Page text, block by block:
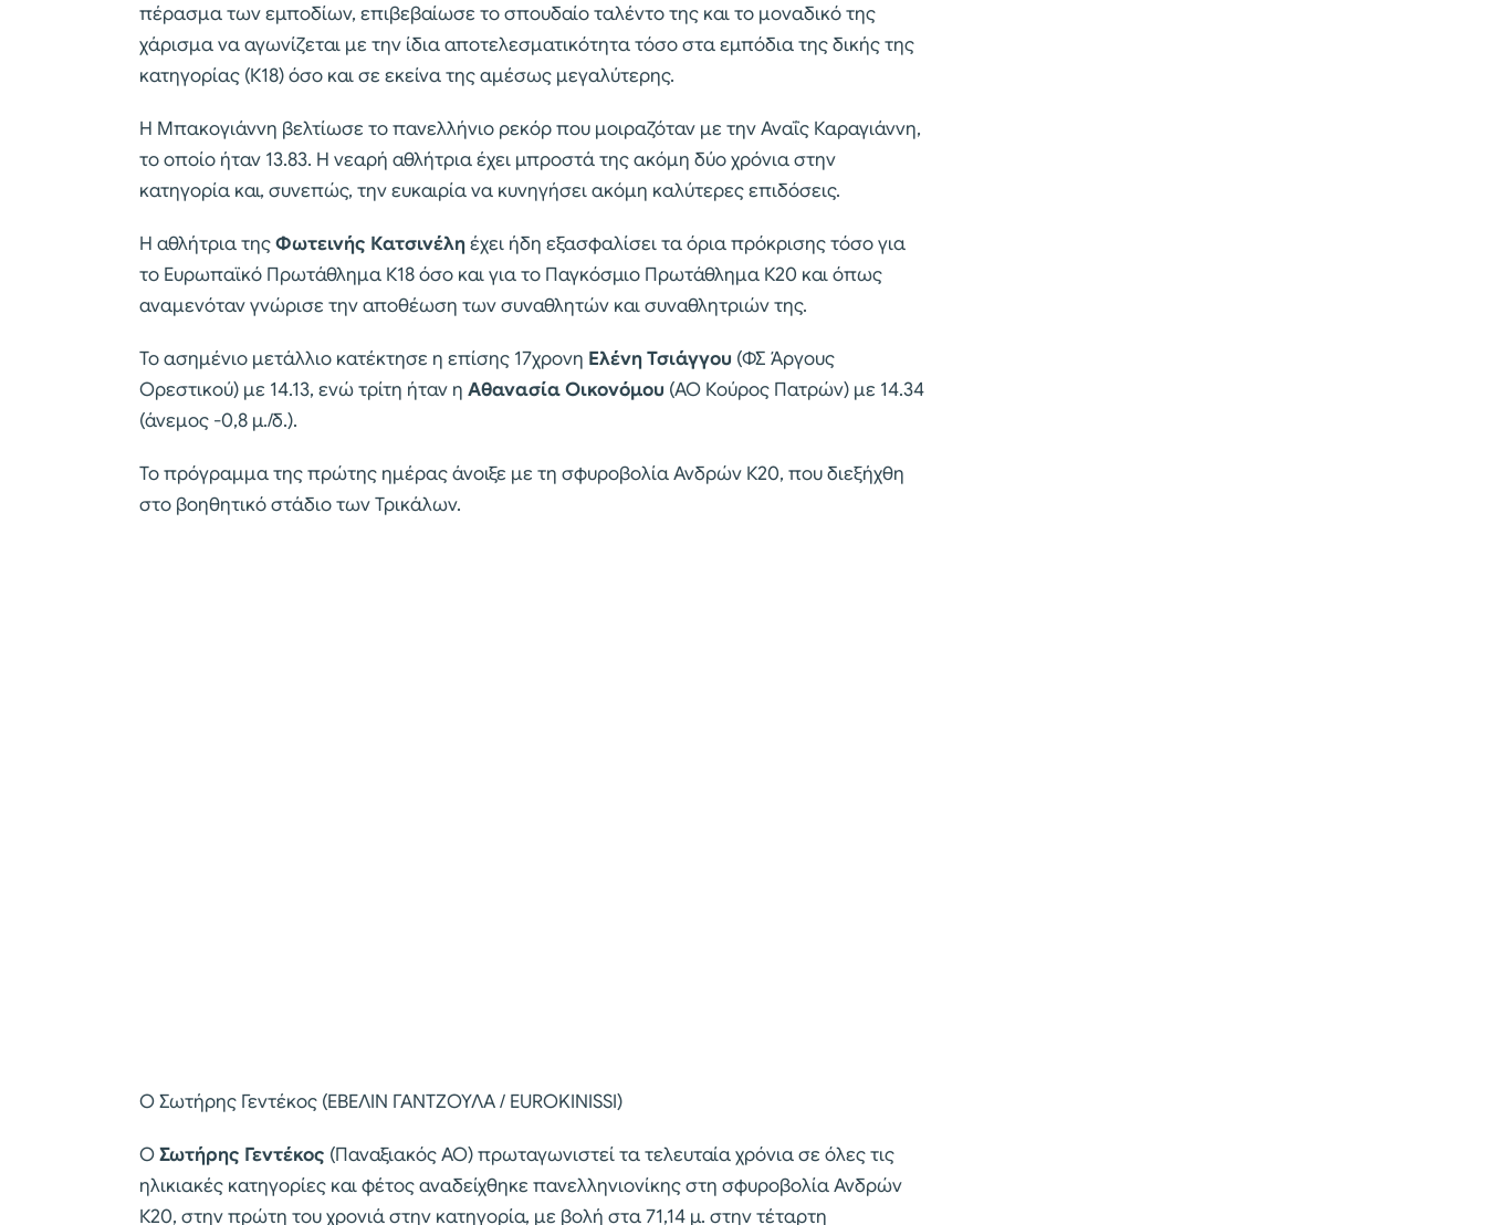
πέρασμα των εμποδίων, επιβεβαίωσε το σπουδαίο ταλέντο της και το μοναδικό της
χάρισμα να αγωνίζεται με την ίδια αποτελεσματικότητα τόσο στα εμπόδια της δικής της
κατηγορίας (Κ18) όσο και σε εκείνα της αμέσως μεγαλύτερης.
Η Μπακογιάννη βελτίωσε το πανελλήνιο ρεκόρ που μοιραζόταν με την Αναΐς Καραγιάννη,
το οποίο ήταν 13.83. Η νεαρή αθλήτρια έχει μπροστά της ακόμη δύο χρόνια στην
κατηγορία και, συνεπώς, την ευκαιρία να κυνηγήσει ακόμη καλύτερες επιδόσεις.
Η αθλήτρια τηςΦωτεινής Κατσινέληέχει ήδη εξασφαλίσει τα όρια πρόκρισης τόσο για
το Ευρωπαϊκό Πρωτάθλημα Κ18 όσο και για το Παγκόσμιο Πρωτάθλημα Κ20 και όπως
αναμενόταν γνώρισε την αποθέωση των συναθλητών και συναθλητριών της.
Το ασημένιο μετάλλιο κατέκτησε η επίσης 17χρονη Ελένη Τσιάγγου (ΦΣ Άργους
Ορεστικού) με 14.13, ενώ τρίτη ήταν η Αθανασία Οικονόμου (ΑΟ Κούρος Πατρών) με 14.34
(άνεμος -0,8 μ./δ.).
Το πρόγραμμα της πρώτης ημέρας άνοιξε με τη σφυροβολία Ανδρών Κ20, που διεξήχθη
στο βοηθητικό στάδιο των Τρικάλων.
Ο Σωτήρης Γεντέκος (ΕΒΕΛΙΝ ΓΑΝΤΖΟΥΛΑ / EUROKINISSI)
ΟΣωτήρης Γεντέκος (Παναξιακός ΑΟ) πρωταγωνιστεί τα τελευταία χρόνια σε όλες τις
ηλικιακές κατηγορίες και φέτος αναδείχθηκε πανελληνιονίκης στη σφυροβολία Ανδρών
Κ20, στην πρώτη του χρονιά στην κατηγορία, με βολή στα 71,14 μ. στην τέταρτη